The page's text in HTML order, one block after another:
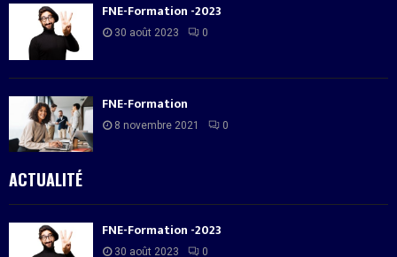
FNE-Formation -2023
30 août 2023 0
FNE-Formation
8 novembre 2021 0
ACTUALITÉ
FNE-Formation -2023
30 août 2023 0